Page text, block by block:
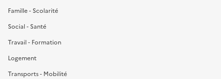
Famille - Scolarité
Social - Santé
Travail - Formation
Logement
Transports - Mobilité